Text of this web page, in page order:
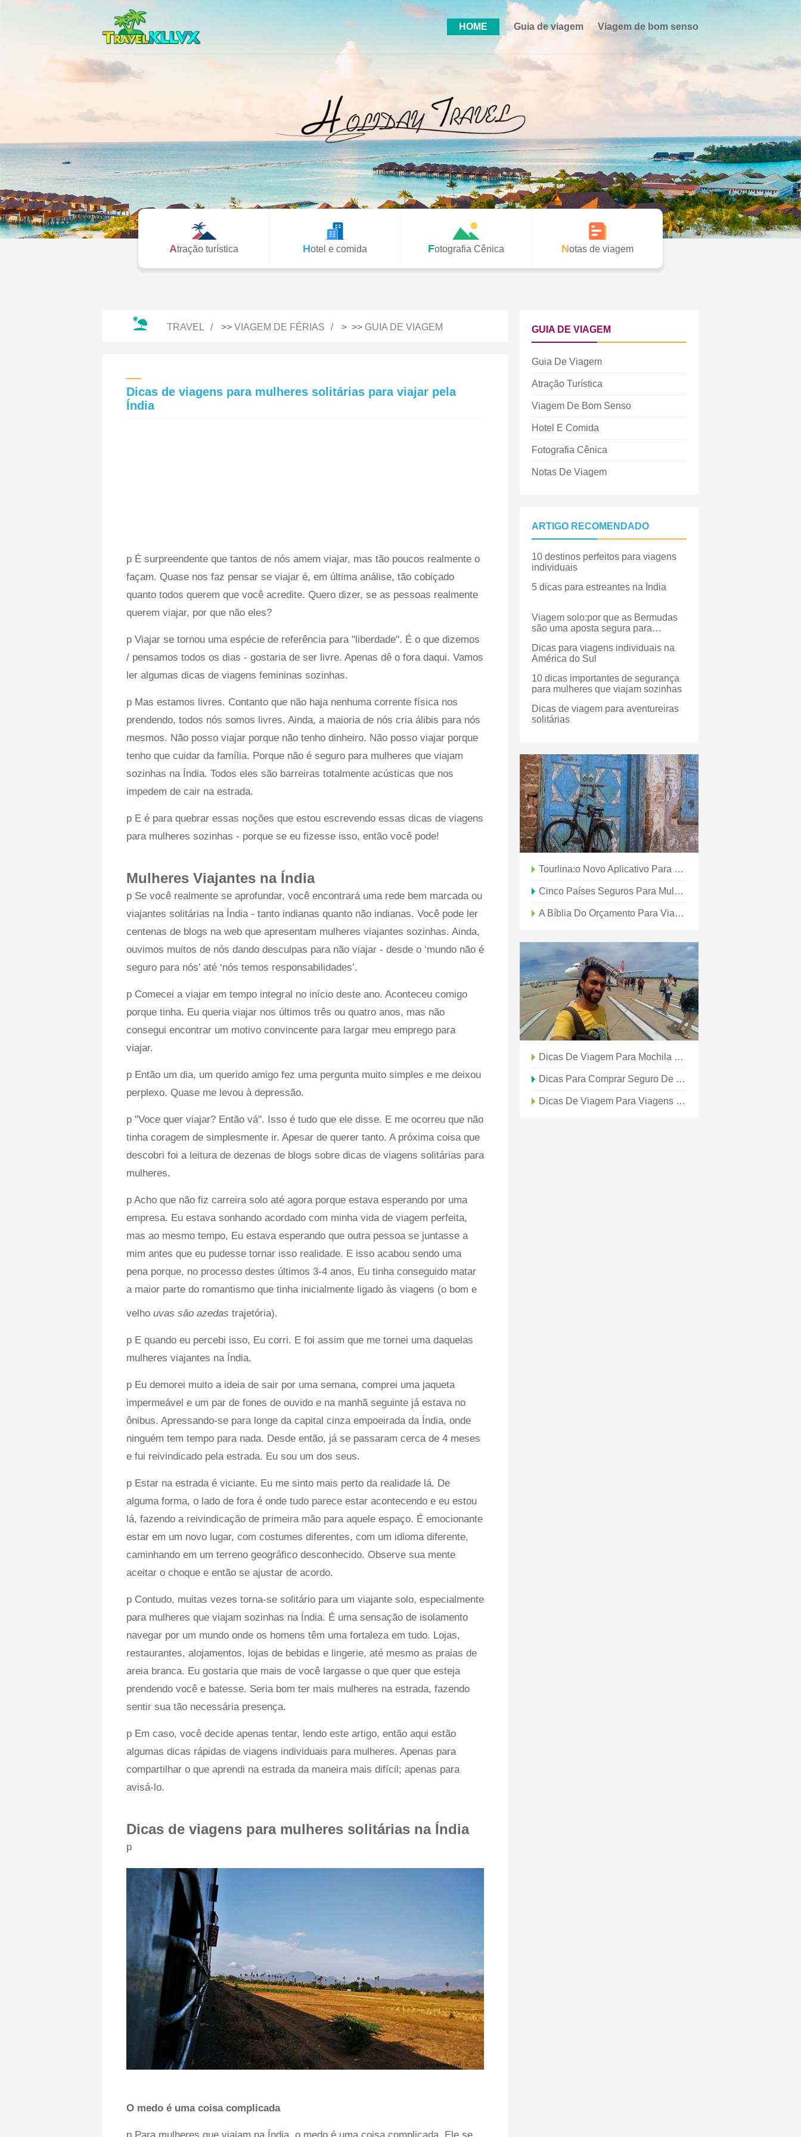
HOME Guia de viagem Viagem de bom senso
Atração turística Hotel e comida Fotografia Cênica Notas de viagem
TRAVEL >> VIAGEM DE FÉRIAS > >> GUIA DE VIAGEM
Dicas de viagens para mulheres solitárias para viajar pela
Índia
p É surpreendente que tantos de nós amem viajar, mas tão poucos realmente o
façam. Quase nos faz pensar se viajar é, em última análise, tão cobiçado
quanto todos querem que você acredite. Quero dizer, se as pessoas realmente
querem viajar, por que não eles?
p Viajar se tornou uma espécie de referência para "liberdade". É o que dizemos
/ pensamos todos os dias - gostaria de ser livre. Apenas dê o fora daqui. Vamos
ler algumas dicas de viagens femininas sozinhas.
p Mas estamos livres. Contanto que não haja nenhuma corrente física nos
prendendo, todos nós somos livres. Ainda, a maioria de nós cria álibis para nós
mesmos. Não posso viajar porque não tenho dinheiro. Não posso viajar porque
tenho que cuidar da família. Porque não é seguro para mulheres que viajam
sozinhas na Índia. Todos eles são barreiras totalmente acústicas que nos
impedem de cair na estrada.
p E é para quebrar essas noções que estou escrevendo essas dicas de viagens
para mulheres sozinhas - porque se eu fizesse isso, então você pode!
Mulheres Viajantes na Índia
p Se você realmente se aprofundar, você encontrará uma rede bem marcada ou
viajantes solitárias na Índia - tanto indianas quanto não indianas. Você pode ler
centenas de blogs na web que apresentam mulheres viajantes sozinhas. Ainda,
ouvimos muitos de nós dando desculpas para não viajar - desde o ‘mundo não é
seguro para nós’ até ‘nós temos responsabilidades’.
p Comecei a viajar em tempo integral no início deste ano. Aconteceu comigo
porque tinha. Eu queria viajar nos últimos três ou quatro anos, mas não
consegui encontrar um motivo convincente para largar meu emprego para
viajar.
p Então um dia, um querido amigo fez uma pergunta muito simples e me deixou
perplexo. Quase me levou à depressão.
p "Voce quer viajar? Então vá". Isso é tudo que ele disse. E me ocorreu que não
tinha coragem de simplesmente ir. Apesar de querer tanto. A próxima coisa que
descobri foi a leitura de dezenas de blogs sobre dicas de viagens solitárias para
mulheres.
p Acho que não fiz carreira solo até agora porque estava esperando por uma
empresa. Eu estava sonhando acordado com minha vida de viagem perfeita,
mas ao mesmo tempo, Eu estava esperando que outra pessoa se juntasse a
mim antes que eu pudesse tornar isso realidade. E isso acabou sendo uma
pena porque, no processo destes últimos 3-4 anos, Eu tinha conseguido matar
a maior parte do romantismo que tinha inicialmente ligado às viagens (o bom e
velho uvas são azedas trajetória).
p E quando eu percebi isso, Eu corri. E foi assim que me tornei uma daquelas
mulheres viajantes na Índia.
p Eu demorei muito a ideia de sair por uma semana, comprei uma jaqueta
impermeável e um par de fones de ouvido e na manhã seguinte já estava no
ônibus. Apressando-se para longe da capital cinza empoeirada da Índia, onde
ninguém tem tempo para nada. Desde então, já se passaram cerca de 4 meses
e fui reivindicado pela estrada. Eu sou um dos seus.
p Estar na estrada é viciante. Eu me sinto mais perto da realidade lá. De
alguma forma, o lado de fora é onde tudo parece estar acontecendo e eu estou
lá, fazendo a reivindicação de primeira mão para aquele espaço. É emocionante
estar em um novo lugar, com costumes diferentes, com um idioma diferente,
caminhando em um terreno geográfico desconhecido. Observe sua mente
aceitar o choque e então se ajustar de acordo.
p Contudo, muitas vezes torna-se solitário para um viajante solo, especialmente
para mulheres que viajam sozinhas na Índia. É uma sensação de isolamento
navegar por um mundo onde os homens têm uma fortaleza em tudo. Lojas,
restaurantes, alojamentos, lojas de bebidas e lingerie, até mesmo as praias de
areia branca. Eu gostaria que mais de você largasse o que quer que esteja
prendendo você e batesse. Seria bom ter mais mulheres na estrada, fazendo
sentir sua tão necessária presença.
p Em caso, você decide apenas tentar, lendo este artigo, então aqui estão
algumas dicas rápidas de viagens individuais para mulheres. Apenas para
compartilhar o que aprendi na estrada da maneira mais difícil; apenas para
avisá-lo.
Dicas de viagens para mulheres solitárias na Índia
p
O medo é uma coisa complicada
p Para mulheres que viajam na Índia, o medo é uma coisa complicada. Ele se
GUIA DE VIAGEM
Guia De Viagem
Atração Turística
Viagem De Bom Senso
Hotel E Comida
Fotografia Cênica
Notas De Viagem
ARTIGO RECOMENDADO
10 destinos perfeitos para viagens
individuais
5 dicas para estreantes na Índia
Viagem solo:por que as Bermudas
são uma aposta segura para
Dicas para viagens individuais na
América do Sul
10 dicas importantes de segurança
para mulheres que viajam sozinhas
Dicas de viagem para aventureiras
solitárias
Tourlina:o Novo Aplicativo Para Mulheres Que Viajam Sozinhas
Cinco Países Seguros Para Mulheres Que Viajam Sozinhas
A Bíblia Do Orçamento Para Viagens Na Índia:dicas Importantes
Dicas De Viagem Para Mochila Em Nova York
Dicas Para Comprar Seguro De Viagem Para Visto Schengen
Dicas De Viagem Para Viagens De Longo Prazo